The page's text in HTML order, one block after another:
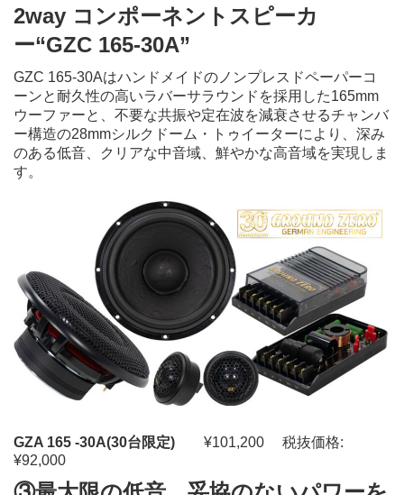
2way コンポーネントスピーカ
ー“GZC 165-30A”
GZC 165-30Aはハンドメイドのノンプレスドペーパーコ
ーンと耐久性の高いラバーサラウンドを採用した165mm
ウーファーと、不要な共振や定在波を減衰させるチャンバ
ー構造の28mmシルクドーム・トゥイーターにより、深み
のある低音、クリアな中音域、鮮やかな高音域を実現しま
す。
GZA 165 -30A(30台限定) ¥101,200 税抜価格:
¥92,000